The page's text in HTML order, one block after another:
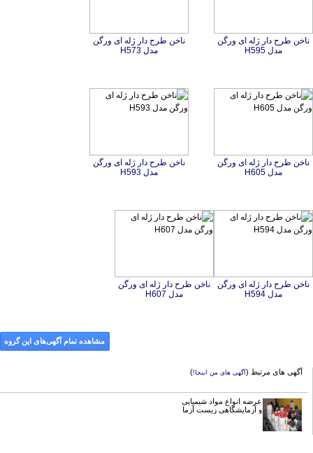
ناخن طرح دار ژله ای ورگن
مدل H595
ناخن طرح دار ژله ای ورگن
مدل H573
ناخن طرح دار ژله ای ورگن
مدل H605
ناخن طرح دار ژله ای ورگن
مدل H593
ناخن طرح دار ژله ای ورگن
مدل H594
ناخن طرح دار ژله ای ورگن
مدل H607
مشاهده تمام آگهی‌های این گروه
آگهی های مرتبط (آگهی های من اینجا!)
عرضه انواع مواد شیمیایی
و آزمایشگاهی زیست آزما